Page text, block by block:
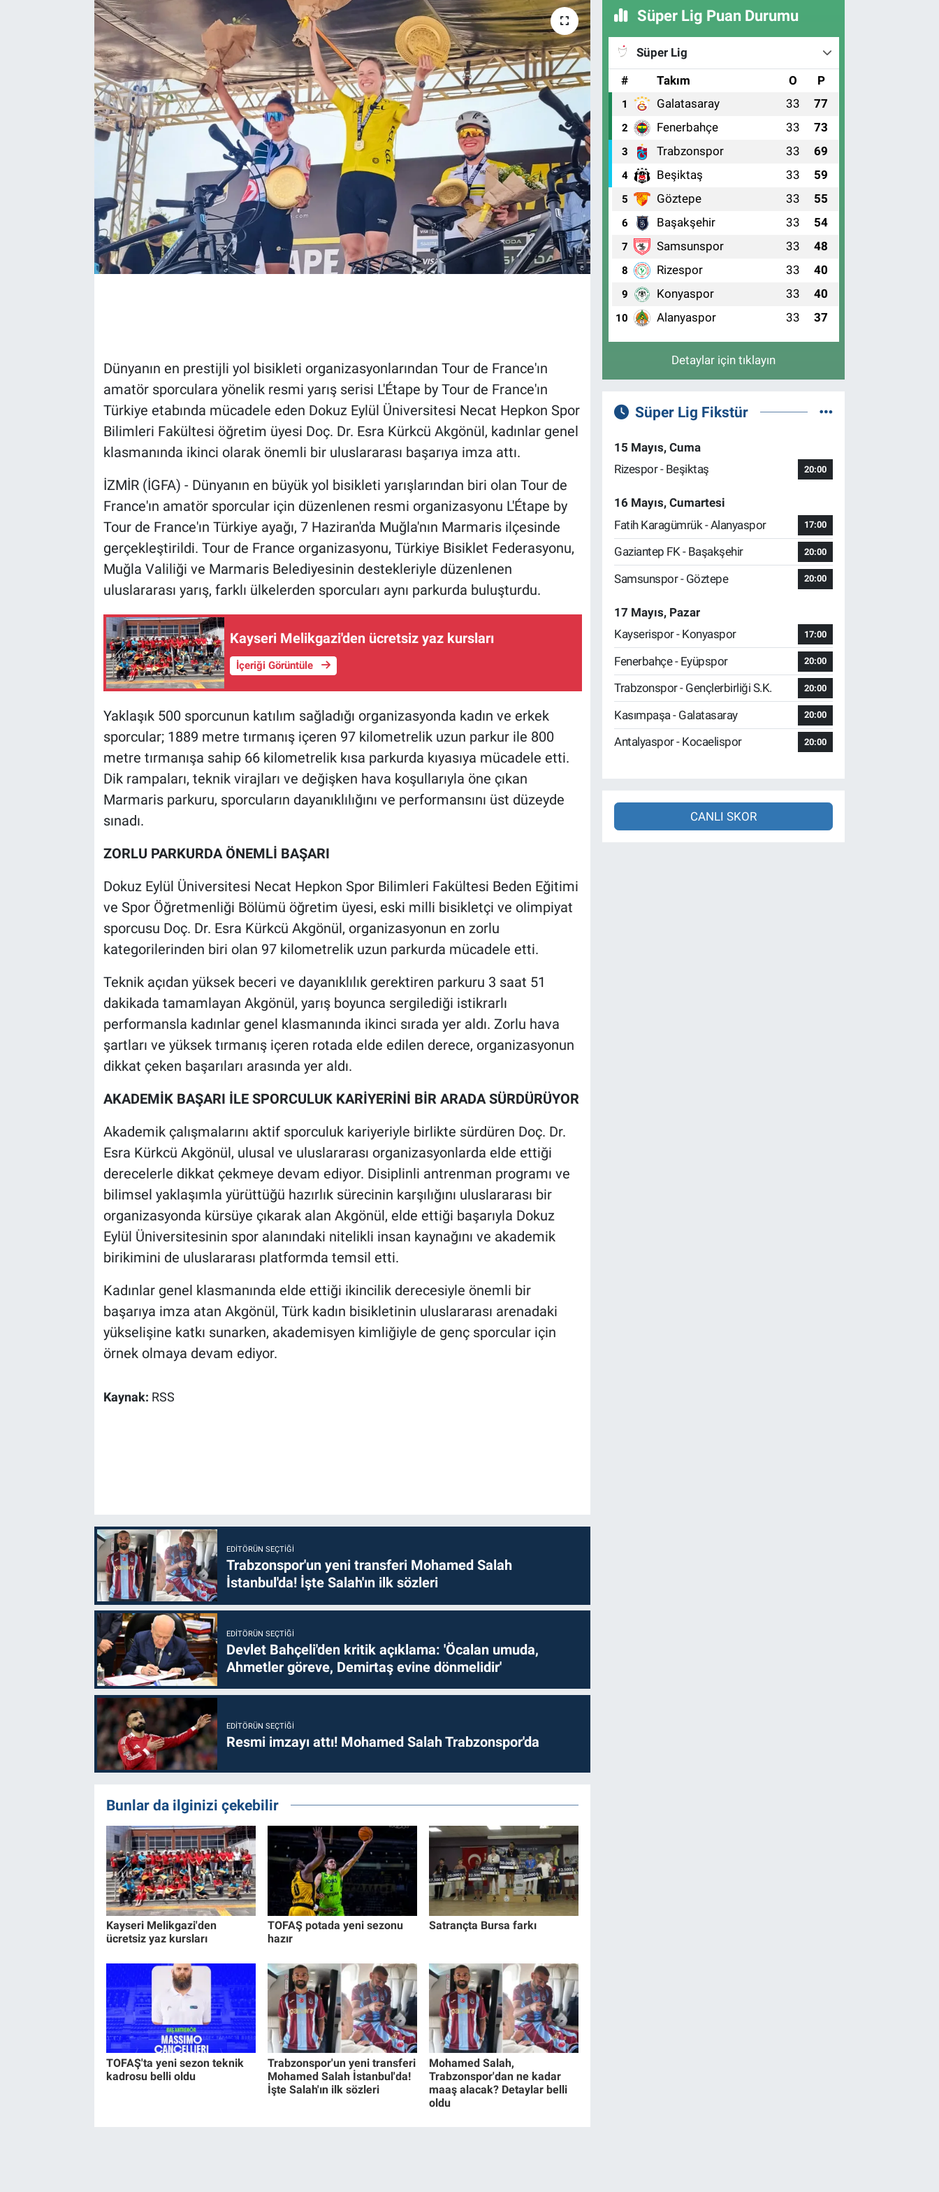
Dünyanın en prestijli yol bisikleti organizasyonlarından Tour de France'ın
amatör sporculara yönelik resmi yarış serisi L'Étape by Tour de France'ın
Türkiye etabında mücadele eden Dokuz Eylül Üniversitesi Necat Hepkon Spor
Bilimleri Fakültesi öğretim üyesi Doç. Dr. Esra Kürkcü Akgönül, kadınlar genel
klasmanında ikinci olarak önemli bir uluslararası başarıya imza attı.
İZMİR (İGFA) - Dünyanın en büyük yol bisikleti yarışlarından biri olan Tour de
France'ın amatör sporcular için düzenlenen resmi organizasyonu L'Étape by
Tour de France'ın Türkiye ayağı, 7 Haziran'da Muğla'nın Marmaris ilçesinde
gerçekleştirildi. Tour de France organizasyonu, Türkiye Bisiklet Federasyonu,
Muğla Valiliği ve Marmaris Belediyesinin destekleriyle düzenlenen
uluslararası yarış, farklı ülkelerden sporcuları aynı parkurda buluşturdu.
Kayseri Melikgazi'den ücretsiz yaz kursları
İçeriği Görüntüle
Yaklaşık 500 sporcunun katılım sağladığı organizasyonda kadın ve erkek
sporcular; 1889 metre tırmanış içeren 97 kilometrelik uzun parkur ile 800
metre tırmanışa sahip 66 kilometrelik kısa parkurda kıyasıya mücadele etti.
Dik rampaları, teknik virajları ve değişken hava koşullarıyla öne çıkan
Marmaris parkuru, sporcuların dayanıklılığını ve performansını üst düzeyde
sınadı.
ZORLU PARKURDA ÖNEMLİ BAŞARI
Dokuz Eylül Üniversitesi Necat Hepkon Spor Bilimleri Fakültesi Beden Eğitimi
ve Spor Öğretmenliği Bölümü öğretim üyesi, eski milli bisikletçi ve olimpiyat
sporcusu Doç. Dr. Esra Kürkcü Akgönül, organizasyonun en zorlu
kategorilerinden biri olan 97 kilometrelik uzun parkurda mücadele etti.
Teknik açıdan yüksek beceri ve dayanıklılık gerektiren parkuru 3 saat 51
dakikada tamamlayan Akgönül, yarış boyunca sergilediği istikrarlı
performansla kadınlar genel klasmanında ikinci sırada yer aldı. Zorlu hava
şartları ve yüksek tırmanış içeren rotada elde edilen derece, organizasyonun
dikkat çeken başarıları arasında yer aldı.
AKADEMİK BAŞARI İLE SPORCULUK KARİYERİNİ BİR ARADA SÜRDÜRÜYOR
Akademik çalışmalarını aktif sporculuk kariyeriyle birlikte sürdüren Doç. Dr.
Esra Kürkcü Akgönül, ulusal ve uluslararası organizasyonlarda elde ettiği
derecelerle dikkat çekmeye devam ediyor. Disiplinli antrenman programı ve
bilimsel yaklaşımla yürüttüğü hazırlık sürecinin karşılığını uluslararası bir
organizasyonda kürsüye çıkarak alan Akgönül, elde ettiği başarıyla Dokuz
Eylül Üniversitesinin spor alanındaki nitelikli insan kaynağını ve akademik
birikimini de uluslararası platformda temsil etti.
Kadınlar genel klasmanında elde ettiği ikincilik derecesiyle önemli bir
başarıya imza atan Akgönül, Türk kadın bisikletinin uluslararası arenadaki
yükselişine katkı sunarken, akademisyen kimliğiyle de genç sporcular için
örnek olmaya devam ediyor.
Kaynak: RSS
EDITÖRÜN SEÇTIĞI
Trabzonspor'un yeni transferi Mohamed Salah
İstanbul'da! İşte Salah'ın ilk sözleri
EDITÖRÜN SEÇTIĞI
Devlet Bahçeli'den kritik açıklama: 'Öcalan umuda,
Ahmetler göreve, Demirtaş evine dönmelidir'
EDITÖRÜN SEÇTIĞI
Resmi imzayı attı! Mohamed Salah Trabzonspor'da
Bunlar da ilginizi çekebilir
Kayseri Melikgazi'den
ücretsiz yaz kursları
TOFAŞ potada yeni sezonu
hazır
Satrançta Bursa farkı
TOFAŞ'ta yeni sezon teknik
kadrosu belli oldu
Trabzonspor'un yeni transferi
Mohamed Salah İstanbul'da!
İşte Salah'ın ilk sözleri
Mohamed Salah,
Trabzonspor'dan ne kadar
maaş alacak? Detaylar belli
oldu
Süper Lig Puan Durumu
Süper Lig
#
Takım O P
1 Galatasaray 33 77
2 Fenerbahçe 33 73
3 Trabzonspor 33 69
4 Beşiktaş 33 59
5 Göztepe 33 55
6 Başakşehir 33 54
7 Samsunspor 33 48
8 Rizespor 33 40
9 Konyaspor 33 40
10 Alanyaspor 33 37
Detaylar için tıklayın
Süper Lig Fikstür
15 Mayıs, Cuma
Rizespor - Beşiktaş
20:00
16 Mayıs, Cumartesi
Fatih Karagümrük - Alanyaspor
17:00
Gaziantep FK - Başakşehir 20:00
Samsunspor - Göztepe 20:00
17 Mayıs, Pazar
Kayserispor - Konyaspor
17:00
Fenerbahçe - Eyüpspor 20:00
Trabzonspor - Gençlerbirliği S.K. 20:00
Kasımpaşa - Galatasaray 20:00
Antalyaspor - Kocaelispor 20:00
CANLI SKOR